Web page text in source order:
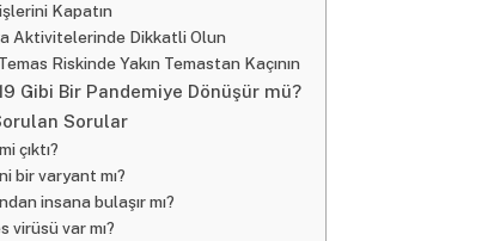
Kapatın
Aktivitelerinde Dikkatli Olun
Riskinde Yakın Temastan Kaçının
Gibi Bir Pandemiye Dönüşür mü?
Sorular
çıktı?
bir varyant mı?
insana bulaşır mı?
virüsü var mı?